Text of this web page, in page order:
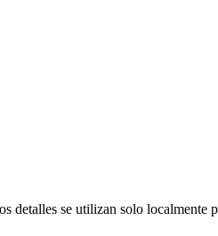
detalles se utilizan solo localmente